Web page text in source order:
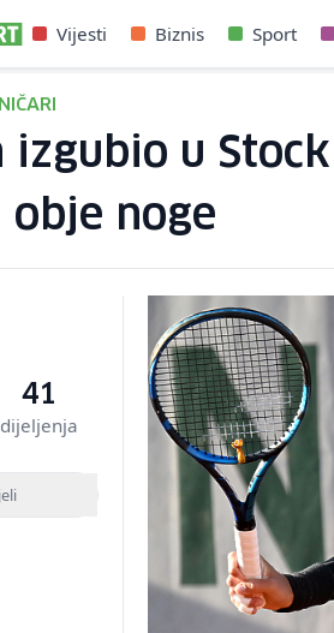
Vijesti Biznis Sport
izgubio u
noge
41
dijeljenja